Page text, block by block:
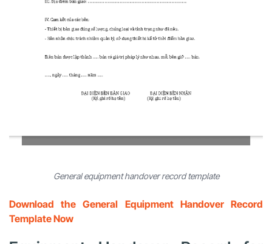
General equipment handover record template
Download the General Equipment Handover Record
Template Now